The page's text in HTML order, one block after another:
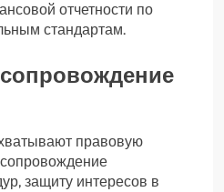
отчетности по
стандартам.
правовую
сопровождение
защиту интересов в